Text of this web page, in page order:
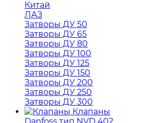
Китай
ЛАЗ
Затворы ДУ 50
Затворы ДУ 65
Затворы ДУ 80
Затворы ДУ 100
Затворы ДУ 125
Затворы ДУ 150
Затворы ДУ 200
Затворы ДУ 250
Затворы ДУ 300
Клапаны